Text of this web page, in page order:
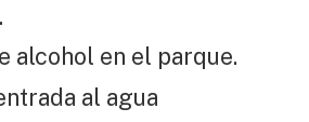
alcohol en el parque.
al agua